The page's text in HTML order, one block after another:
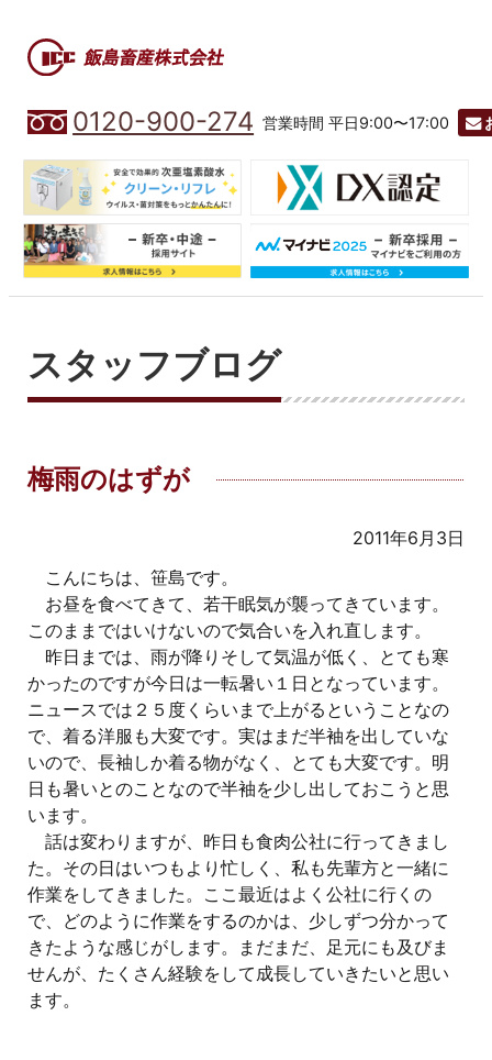
0120-900-274 営業時間 平日9:00〜17:00
スタッフブログ
梅雨のはずが
2011年6月3日
こんにちは、笹島です。
お昼を食べてきて、若干眠気が襲ってきています。
このままではいけないので気合いを入れ直します。
昨日までは、雨が降りそして気温が低く、とても寒
かったのですが今日は一転暑い１日となっています。
ニュースでは２５度くらいまで上がるということなの
で、着る洋服も大変です。実はまだ半袖を出していな
いので、長袖しか着る物がなく、とても大変です。明
日も暑いとのことなので半袖を少し出しておこうと思
います。
話は変わりますが、昨日も食肉公社に行ってきまし
た。その日はいつもより忙しく、私も先輩方と一緒に
作業をしてきました。ここ最近はよく公社に行くの
で、どのように作業をするのかは、少しずつ分かって
きたような感じがします。まだまだ、足元にも及びま
せんが、たくさん経験をして成長していきたいと思い
ます。